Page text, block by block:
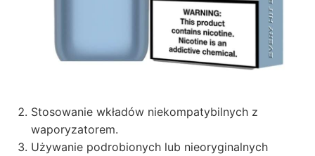
Stosowanie wkładów niekompatybilnych z
waporyzatorem.
Używanie podrobionych lub nieoryginalnych